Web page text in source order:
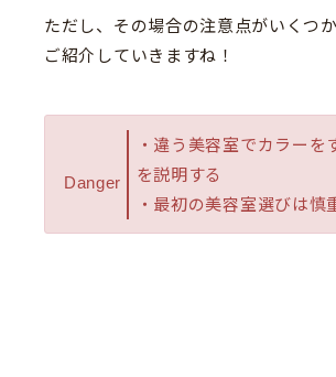
ただし、その場合の注意点がいくつ
ご紹介していきますね！
Danger
・違う美容室でカラーを
を説明する
・最初の美容室選びは慎